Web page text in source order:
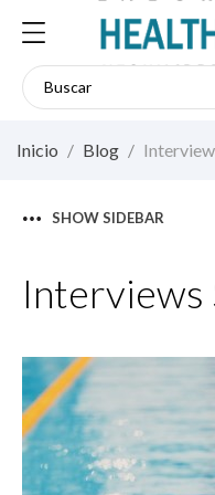
Inicio Blog
SHOW SIDEBAR
Interviews